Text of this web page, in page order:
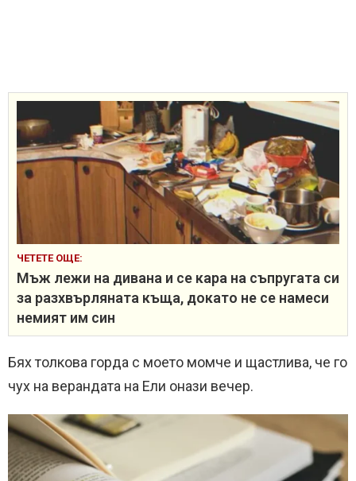
ЧЕТЕТЕ ОЩЕ:
Мъж лежи на дивана и се кара на съпругата си
за разхвърляната къща, докато не се намеси
немият им син
Бях толкова горда с моето момче и щастлива, че го
чух на верандата на Ели онази вечер.